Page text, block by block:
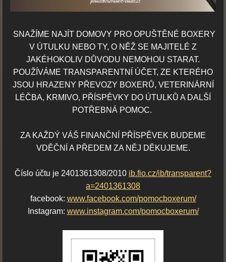
SNAŽÍME NAJÍT DOMOVY PRO OPUŠTĚNÉ BOXERY
V ÚTULKU NEBO TY, O NĚŽ SE MAJITELÉ Z
JAKÉHOKOLIV DŮVODU NEMOHOU STARAT.
POUŽÍVÁME TRANSPARENTNÍ ÚČET, ZE KTERÉHO
JSOU HRAZENY PŘEVOZY BOXERŮ, VETERINÁRNÍ
LÉČBA, KRMIVO, PŘÍSPĚVKY DO ÚTULKŮ A DALŠÍ
POTŘEBNÁ POMOC.
ZA KAŽDÝ VÁŠ FINANČNÍ PŘÍSPĚVEK BUDEME
VDĚČNÍ A PŘEDEM ZA NĚJ DĚKUJEME.
Číslo účtu je 2401361308/2010 ib.fio.cz/ib/transparent?
a=2401361308
facebook: www.facebook.com/pomocboxerum/
Instagram: www.instagram.com/pomocboxerum/